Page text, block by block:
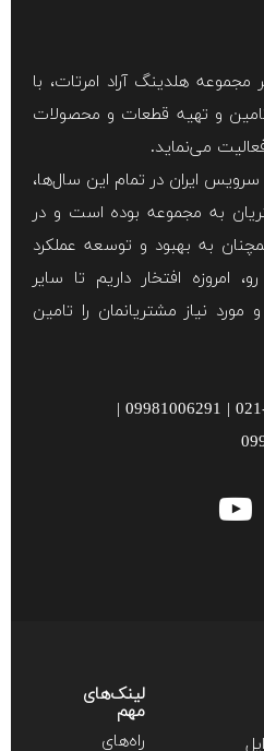
هلدینگ آراد امرتات، با
و تهیه قطعات و محصولات
می‌نماید.
ایران در تمام این سال‌ها،
به مجموعه بوده است و در
به بهبود و توسعه عملکرد
امروزه افتخار داریم تا سایر
نیاز مشتریانمان را تامین
021-91303730 | 09981006291 |
لینک‌های
مهم
راه‌های